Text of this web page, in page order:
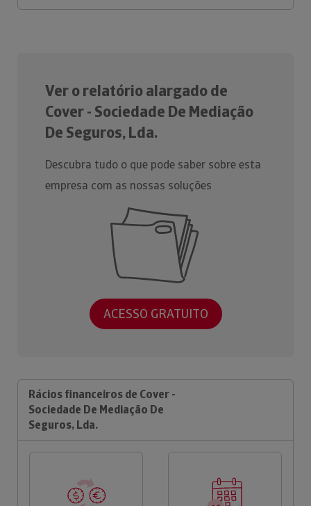
Ver o relatório alargado de
Cover - Sociedade De Mediação
De Seguros, Lda.
Descubra tudo o que pode saber sobre esta
empresa com as nossas soluções
ACESSO GRATUITO
Rácios financeiros de Cover -
Sociedade De Mediação De
Seguros, Lda.